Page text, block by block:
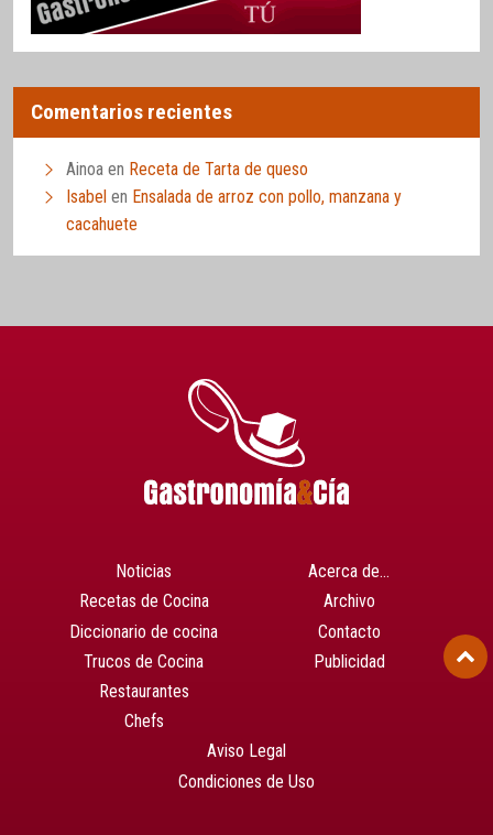
Comentarios recientes
Ainoa en Receta de Tarta de queso
Isabel en Ensalada de arroz con pollo, manzana y
cacahuete
Noticias
Recetas de Cocina
Diccionario de cocina
Trucos de Cocina
Restaurantes
Chefs
Acerca de…
Archivo
Contacto
Publicidad
Aviso Legal
Condiciones de Uso